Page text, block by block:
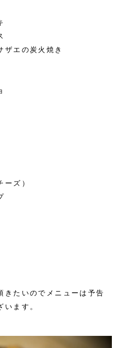
ザエの炭火焼き
ーズ）
たいのでメニューは予告
います。